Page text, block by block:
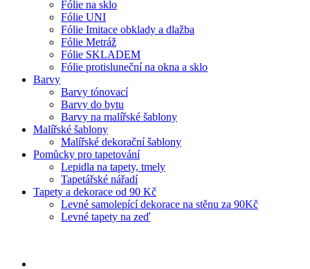
Fólie na sklo
Fólie UNI
Fólie Imitace obklady a dlažba
Fólie Metráž
Fólie SKLADEM
Fólie protisluneční na okna a sklo
Barvy
Barvy tónovací
Barvy do bytu
Barvy na malířské šablony
Malířské šablony
Malířské dekorační šablony
Pomůcky pro tapetování
Lepidla na tapety, tmely
Tapetářské nářadí
Tapety a dekorace od 90 Kč
Levné samolepící dekorace na stěnu za 90Kč
Levné tapety na zeď